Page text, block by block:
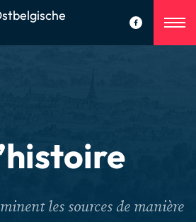
les sources de manière